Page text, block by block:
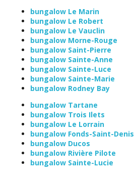
bungalow Le Marin
bungalow Le Robert
bungalow Le Vauclin
bungalow Morne-Rouge
bungalow Saint-Pierre
bungalow Sainte-Anne
bungalow Sainte-Luce
bungalow Sainte-Marie
bungalow Rodney Bay
bungalow Tartane
bungalow Trois Ilets
bungalow Le Lorrain
bungalow Fonds-Saint-Denis
bungalow Ducos
bungalow Rivière Pilote
bungalow Sainte-Lucie